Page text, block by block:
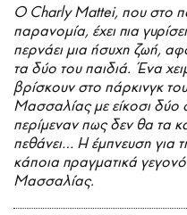
O Charly Mattei, που στο
παρανομία, έχει πια
περνάει μια ήσυχη ζωή,
τα δύο του παιδιά. Ένα
βρίσκουν στο πάρκινγκ
Μασσαλίας με είκοσι
περίμεναν πως δεν θα τα
πεθάνει… Η έμπνευση για
κάποια πραγματικά
Μασσαλίας.